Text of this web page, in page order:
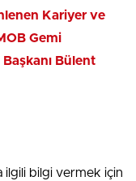
Kariyer ve
Gemi
Bülent
ilgili bilgi vermek için